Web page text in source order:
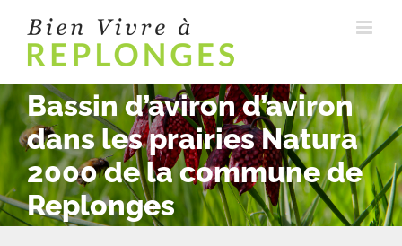
contenu
Bassin d’aviron d’aviron
dans les prairies Natura
2000 de la commune de
Replonges